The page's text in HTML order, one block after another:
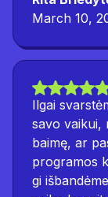
March 10,
Ilgai
savo vaikui,
baimę, ar
programos
gi